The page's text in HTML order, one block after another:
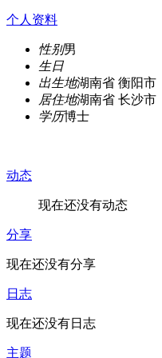
个人资料
性别男
生日
出生地湖南省 衡阳市
居住地湖南省 长沙市
学历博士
动态
现在还没有动态
分享
现在还没有分享
日志
现在还没有日志
主题